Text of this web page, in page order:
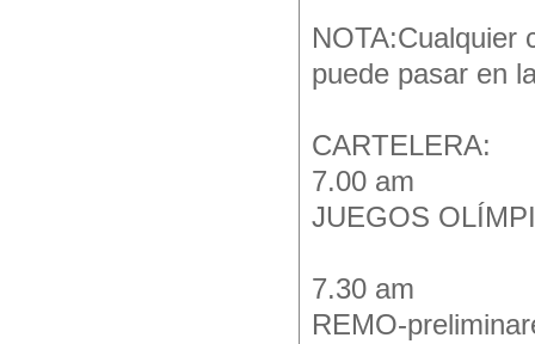
NOTA:Cualquier
puede pasar en
CARTELERA:
7.00 am
JUEGOS
7.30 am
REMO-